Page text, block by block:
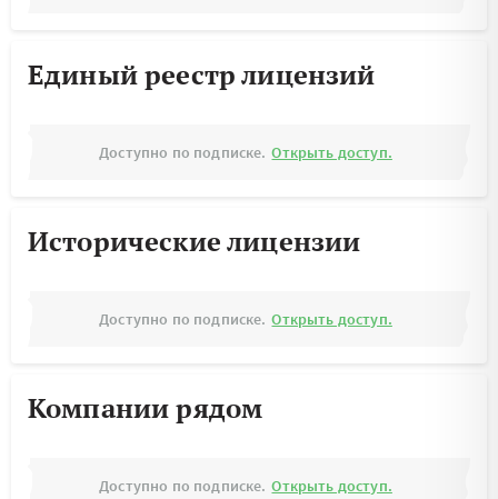
Единый реестр лицензий
Доступно по подписке. Открыть доступ.
Исторические лицензии
Доступно по подписке. Открыть доступ.
Компании рядом
Доступно по подписке. Открыть доступ.